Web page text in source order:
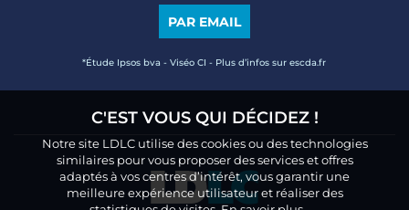
PAR EMAIL
*Étude Ipsos bva - Viséo CI - Plus d’infos sur escda.fr
C'EST VOUS QUI DÉCIDEZ !
Notre site LDLC utilise des cookies ou des technologies
similaires pour vous proposer des services et offres
adaptés à vos centres d’intérêt, vous garantir une
meilleure expérience utilisateur et réaliser des